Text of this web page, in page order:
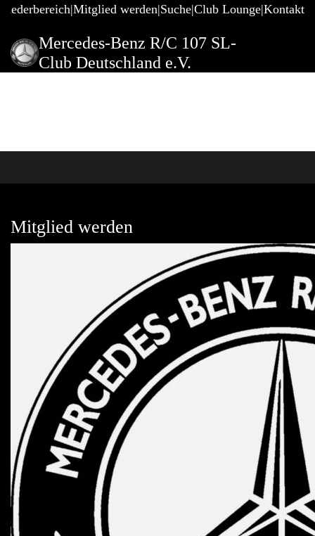
Mitglied werden Suche Club Lounge Kontakt
Mercedes-Benz R/C 107 SL-
Club Deutschland e.V.
Mitglied werden